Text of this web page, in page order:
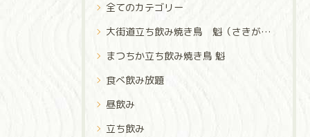
全てのカテゴリー
大街道立ち飲み焼き鳥 魁（さきがけ）
まつちか立ち飲み焼き鳥 魁
食べ飲み放題
昼飲み
立ち飲み